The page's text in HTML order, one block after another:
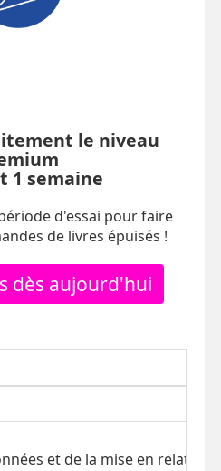
le niveau
1 semaine
d'essai pour faire
de livres épuisés !
dès aujourd'hui
et de la mise en relation